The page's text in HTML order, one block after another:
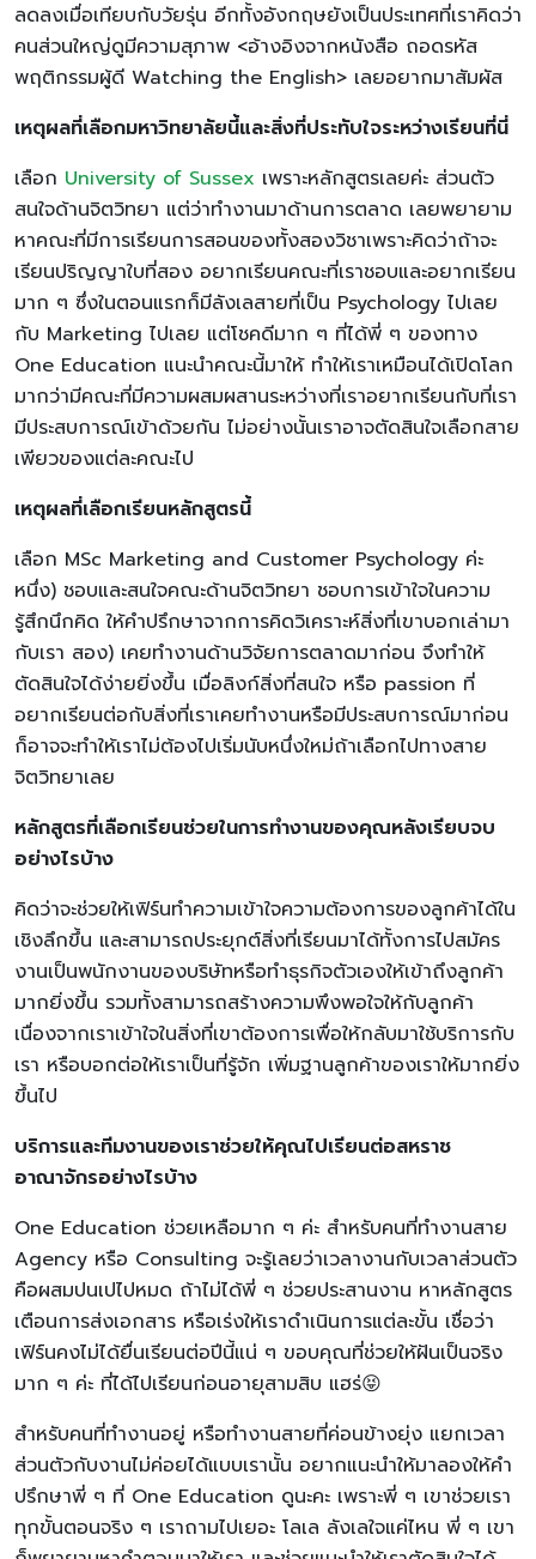
ลดลงเมื่อเทียบกับวัยรุ่น อีกทั้งอังกฤษยังเป็นประเทศที่เราคิดว่า
คนส่วนใหญ่ดูมีความสุภาพ <อ้างอิงจากหนังสือ ถอดรหัส
พฤติกรรมผู้ดี Watching the English> เลยอยากมาสัมผัส
เหตุผลที่เลือกมหาวิทยาลัยนี้และสิ่งที่ประทับใจระหว่างเรียนที่นี่
เลือก University of Sussex เพราะหลักสูตรเลยค่ะ ส่วนตัว
สนใจด้านจิตวิทยา แต่ว่าทำงานมาด้านการตลาด เลยพยายาม
หาคณะที่มีการเรียนการสอนของทั้งสองวิชาเพราะคิดว่าถ้าจะ
เรียนปริญญาใบที่สอง อยากเรียนคณะที่เราชอบและอยากเรียน
มาก ๆ ซึ่งในตอนแรกก็มีลังเลสายที่เป็น Psychology ไปเลย
กับ Marketing ไปเลย แต่โชคดีมาก ๆ ที่ได้พี่ ๆ ของทาง
One Education แนะนำคณะนี้มาให้ ทำให้เราเหมือนได้เปิดโลก
มากว่ามีคณะที่มีความผสมผสานระหว่างที่เราอยากเรียนกับที่เรา
มีประสบการณ์เข้าด้วยกัน ไม่อย่างนั้นเราอาจตัดสินใจเลือกสาย
เพียวของแต่ละคณะไป
เหตุผลที่เลือกเรียนหลักสูตรนี้
เลือก MSc Marketing and Customer Psychology ค่ะ
หนึ่ง) ชอบและสนใจคณะด้านจิตวิทยา ชอบการเข้าใจในความ
รู้สึกนึกคิด ให้คำปรึกษาจากการคิดวิเคราะห์สิ่งที่เขาบอกเล่ามา
กับเรา สอง) เคยทำงานด้านวิจัยการตลาดมาก่อน จึงทำให้
ตัดสินใจได้ง่ายยิ่งขึ้น เมื่อลิงก์สิ่งที่สนใจ หรือ passion ที่
อยากเรียนต่อกับสิ่งที่เราเคยทำงานหรือมีประสบการณ์มาก่อน
ก็อาจจะทำให้เราไม่ต้องไปเริ่มนับหนึ่งใหม่ถ้าเลือกไปทางสาย
จิตวิทยาเลย
หลักสูตรที่เลือกเรียนช่วยในการทำงานของคุณหลังเรียบจบ
อย่างไรบ้าง
คิดว่าจะช่วยให้เฟิร์นทำความเข้าใจความต้องการของลูกค้าได้ใน
เชิงลึกขึ้น และสามารถประยุกต์สิ่งที่เรียนมาได้ทั้งการไปสมัคร
งานเป็นพนักงานของบริษัทหรือทำธุรกิจตัวเองให้เข้าถึงลูกค้า
มากยิ่งขึ้น รวมทั้งสามารถสร้างความพึงพอใจให้กับลูกค้า
เนื่องจากเราเข้าใจในสิ่งที่เขาต้องการเพื่อให้กลับมาใช้บริการกับ
เรา หรือบอกต่อให้เราเป็นที่รู้จัก เพิ่มฐานลูกค้าของเราให้มากยิ่ง
ขึ้นไป
บริการและทีมงานของเราช่วยให้คุณไปเรียนต่อสหราช
อาณาจักรอย่างไรบ้าง
One Education ช่วยเหลือมาก ๆ ค่ะ สำหรับคนที่ทำงานสาย
Agency หรือ Consulting จะรู้เลยว่าเวลางานกับเวลาส่วนตัว
คือผสมปนเปไปหมด ถ้าไม่ได้พี่ ๆ ช่วยประสานงาน หาหลักสูตร
เตือนการส่งเอกสาร หรือเร่งให้เราดำเนินการแต่ละขั้น เชื่อว่า
เฟิร์นคงไม่ได้ยื่นเรียนต่อปีนี้แน่ ๆ ขอบคุณที่ช่วยให้ฝันเป็นจริง
มาก ๆ ค่ะ ที่ได้ไปเรียนก่อนอายุสามสิบ แฮร่😝
สำหรับคนที่ทำงานอยู่ หรือทำงานสายที่ค่อนข้างยุ่ง แยกเวลา
ส่วนตัวกับงานไม่ค่อยได้แบบเรานั้น อยากแนะนำให้มาลองให้คำ
ปรึกษาพี่ ๆ ที่ One Education ดูนะคะ เพราะพี่ ๆ เขาช่วยเรา
ทุกขั้นตอนจริง ๆ เราถามไปเยอะ โลเล ลังเลใจแค่ไหน พี่ ๆ เขา